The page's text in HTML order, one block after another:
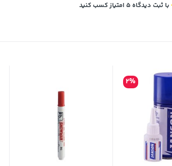
با ثبت دیدگاه 5 امتیاز کسب کنید
2%